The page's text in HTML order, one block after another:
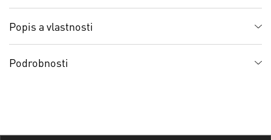
Popis a vlastnosti
Podrobnosti